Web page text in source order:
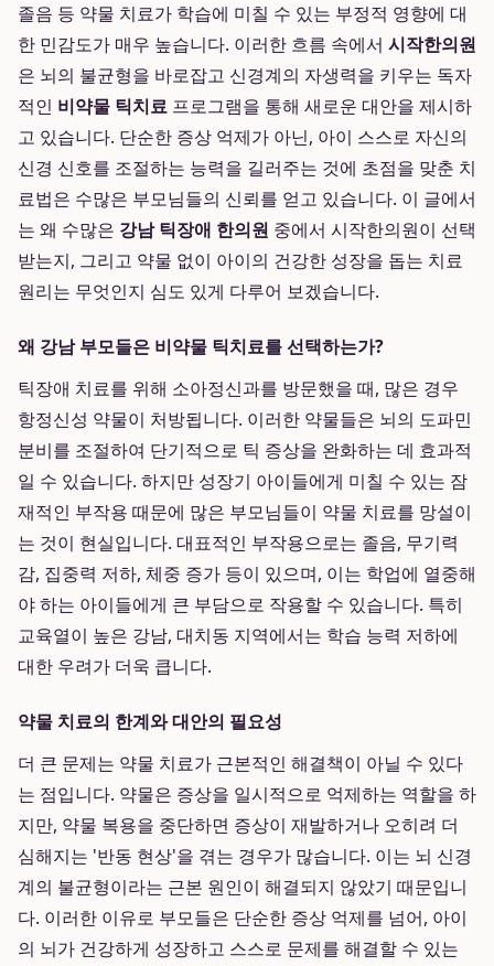
졸음 등 약물 치료가 학습에 미칠 수 있는 부정적 영향에 대
한 민감도가 매우 높습니다. 이러한 흐름 속에서 시작한의원
은 뇌의 불균형을 바로잡고 신경계의 자생력을 키우는 독자
적인 비약물 틱치료 프로그램을 통해 새로운 대안을 제시하
고 있습니다. 단순한 증상 억제가 아닌, 아이 스스로 자신의
신경 신호를 조절하는 능력을 길러주는 것에 초점을 맞춘 치
료법은 수많은 부모님들의 신뢰를 얻고 있습니다. 이 글에서
는 왜 수많은 강남 틱장애 한의원 중에서 시작한의원이 선택
받는지, 그리고 약물 없이 아이의 건강한 성장을 돕는 치료
원리는 무엇인지 심도 있게 다루어 보겠습니다.
왜 강남 부모들은 비약물 틱치료를 선택하는가?
틱장애 치료를 위해 소아정신과를 방문했을 때, 많은 경우
항정신성 약물이 처방됩니다. 이러한 약물들은 뇌의 도파민
분비를 조절하여 단기적으로 틱 증상을 완화하는 데 효과적
일 수 있습니다. 하지만 성장기 아이들에게 미칠 수 있는 잠
재적인 부작용 때문에 많은 부모님들이 약물 치료를 망설이
는 것이 현실입니다. 대표적인 부작용으로는 졸음, 무기력
감, 집중력 저하, 체중 증가 등이 있으며, 이는 학업에 열중해
야 하는 아이들에게 큰 부담으로 작용할 수 있습니다. 특히
교육열이 높은 강남, 대치동 지역에서는 학습 능력 저하에
대한 우려가 더욱 큽니다.
약물 치료의 한계와 대안의 필요성
더 큰 문제는 약물 치료가 근본적인 해결책이 아닐 수 있다
는 점입니다. 약물은 증상을 일시적으로 억제하는 역할을 하
지만, 약물 복용을 중단하면 증상이 재발하거나 오히려 더
심해지는 '반동 현상'을 겪는 경우가 많습니다. 이는 뇌 신경
계의 불균형이라는 근본 원인이 해결되지 않았기 때문입니
다. 이러한 이유로 부모들은 단순한 증상 억제를 넘어, 아이
의 뇌가 건강하게 성장하고 스스로 문제를 해결할 수 있는